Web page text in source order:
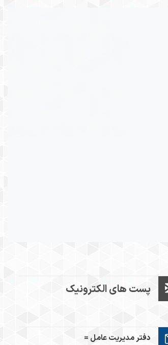
پست های الکترونیک
دفتر مدیریت عامل =